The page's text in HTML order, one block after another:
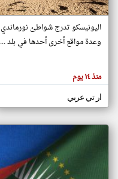
هنا عن
وجهة
كاتبيها.
اليونيسكو تدرج شواطئ نورماندي
وعدة مواقع أخرى أحدها في بلد ...
منذ ١٤ يوم
ار تي عربي